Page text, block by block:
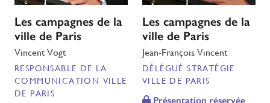
Les campagnes de la
ville de Paris
Vincent Vogt
RESPONSABLE DE LA
COMMUNICATION VILLE
DE PARIS
Les campagnes de la
ville de Paris
Jean-François Vincent
DÉLÉGUÉ STRATÉGIE
VILLE DE PARIS
Présentation réservée